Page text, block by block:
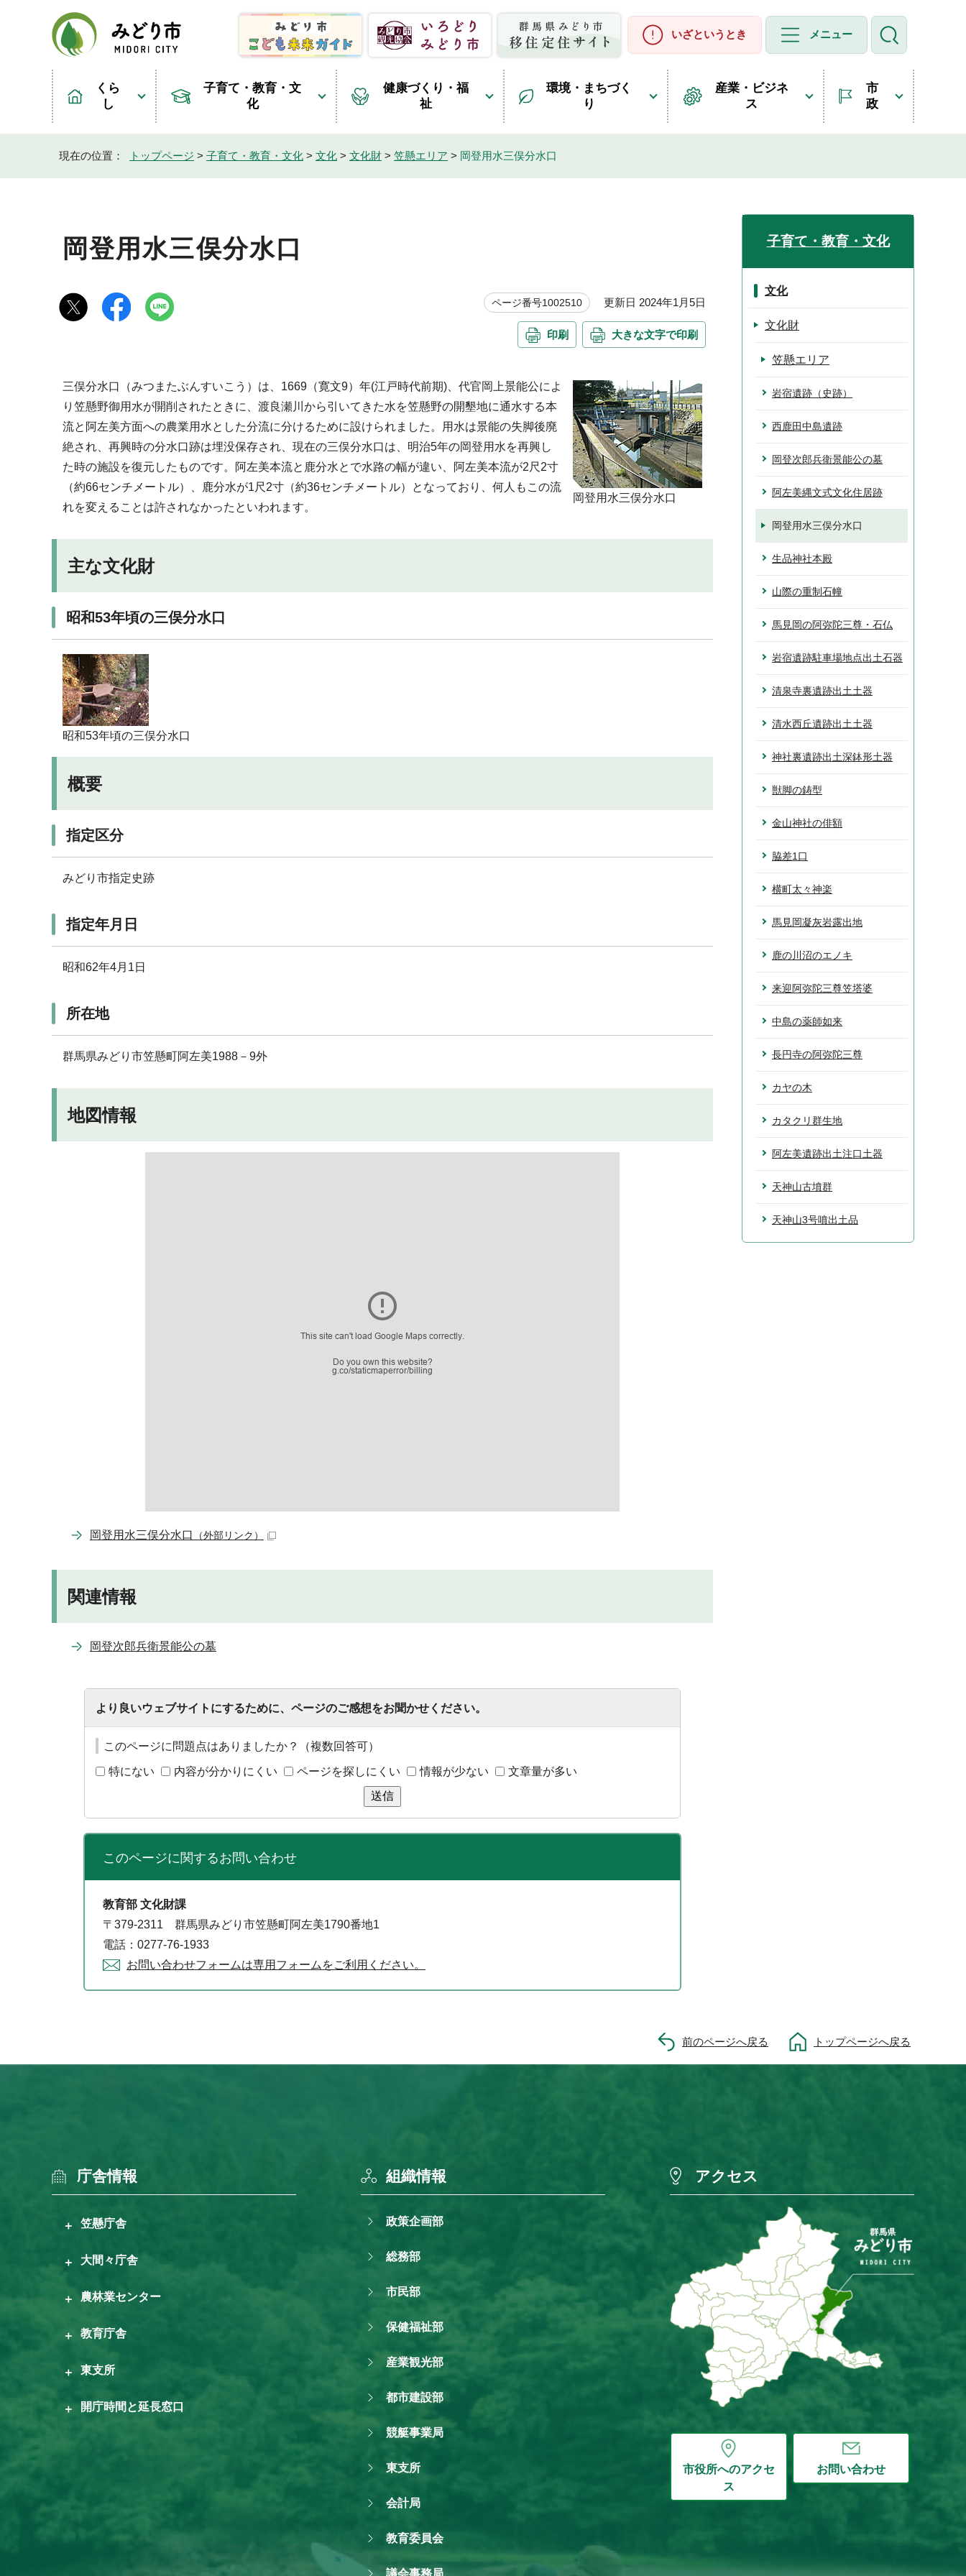
いざというとき メニュー
くら
し
子育て・教育・文
化
健康づくり・福
祉
環境・まちづく
り
産業・ビジネ
ス
市
政
現在の位置： トップページ > 子育て・教育・文化 > 文化 > 文化財 > 笠懸エリア > 岡登用水三俣分水口
岡登用水三俣分水口
ページ番号1002510 更新日 2024年1月5日
印刷 大きな文字で印刷
岡登用水三俣分水口
三俣分水口（みつまたぶんすいこう）は、1669（寛文9）年(江戸時代前期)、代官岡上景能公によ
り笠懸野御用水が開削されたときに、渡良瀬川から引いてきた水を笠懸野の開墾地に通水する本
流と阿左美方面への農業用水とした分流に分けるために設けられました。用水は景能の失脚後廃
絶され、再興時の分水口跡は埋没保存され、現在の三俣分水口は、明治5年の岡登用水を再興し
た時の施設を復元したものです。阿左美本流と鹿分水とで水路の幅が違い、阿左美本流が2尺2寸
（約66センチメートル）、鹿分水が1尺2寸（約36センチメートル）となっており、何人もこの流
れを変えることは許されなかったといわれます。
主な文化財
昭和53年頃の三俣分水口
昭和53年頃の三俣分水口
概要
指定区分
みどり市指定史跡
指定年月日
昭和62年4月1日
所在地
群馬県みどり市笠懸町阿左美1988－9外
地図情報
岡登用水三俣分水口 （外部リンク）
関連情報
岡登次郎兵衛景能公の墓
より良いウェブサイトにするために、ページのご感想をお聞かせください。
このページに問題点はありましたか？（複数回答可）
特にない 内容が分かりにくい ページを探しにくい 情報が少ない
文章量が多い
送信
このページに関するお問い合わせ
教育部 文化財課
〒379-2311 群馬県みどり市笠懸町阿左美1790番地1
電話：0277-76-1933
お問い合わせフォームは専用フォームをご利用ください。
子育て・教育・文化
文化
文化財
笠懸エリア
岩宿遺跡（史跡）
西鹿田中島遺跡
岡登次郎兵衛景能公の墓
阿左美縄文式文化住居跡
岡登用水三俣分水口
生品神社本殿
山際の重制石幢
馬見岡の阿弥陀三尊・石仏
岩宿遺跡駐車場地点出土石器
清泉寺裏遺跡出土土器
清水西丘遺跡出土土器
神社裏遺跡出土深鉢形土器
獣脚の鋳型
金山神社の俳額
脇差1口
横町太々神楽
馬見岡凝灰岩露出地
鹿の川沼のエノキ
来迎阿弥陀三尊笠塔婆
中島の薬師如来
長円寺の阿弥陀三尊
カヤの木
カタクリ群生地
阿左美遺跡出土注口土器
天神山古墳群
天神山3号噴出土品
前のページへ戻る トップページへ戻る
庁舎情報
笠懸庁舎
大間々庁舎
農林業センター
教育庁舎
東支所
開庁時間と延長窓口
組織情報
政策企画部
総務部
市民部
保健福祉部
産業観光部
都市建設部
競艇事業局
東支所
会計局
教育委員会
議会事務局
アクセス
市役所へのアクセ
ス
お問い合わせ